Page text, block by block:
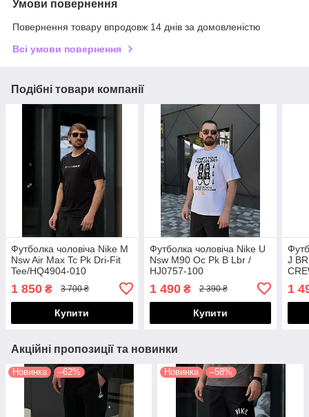
Умови повернення
Повернення товару впродовж 14 днів за домовленістю
Всі умови повернення
Подібні товари компанії
Футболка чоловіча Nike M
Nsw Air Max Tc Pk Dri-Fit
Tee/HQ4904-010
1 850 ₴ 3 700 ₴
Купити
Футболка чоловіча Nike U
Nsw M90 Oc Pk B Lbr /
HJ0757-100
1 490₴ 2 390 ₴
Купити
J
1
Акційні пропозиції та новинки
Новинка –62% Новинка –58%